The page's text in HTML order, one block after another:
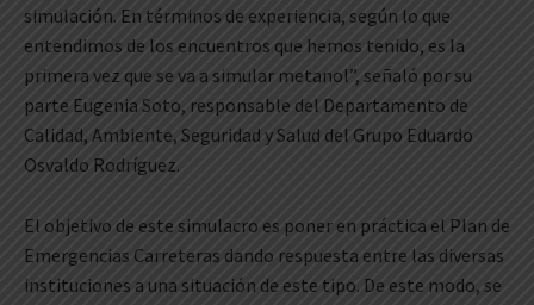
simulación. En términos de experiencia, según lo que
entendimos de los encuentros que hemos tenido, es la
primera vez que se va a simular metanol”, señaló por su
parte Eugenia Soto, responsable del Departamento de
Calidad, Ambiente, Seguridad y Salud del Grupo Eduardo
Osvaldo Rodríguez.
El objetivo de este simulacro es poner en práctica el Plan de
Emergencias Carreteras dando respuesta entre las diversas
instituciones a una situación de este tipo. De este modo, se